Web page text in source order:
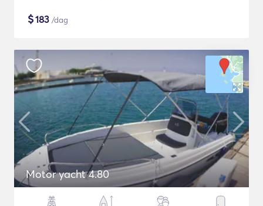
$183 /dag
Motor yacht 4.80